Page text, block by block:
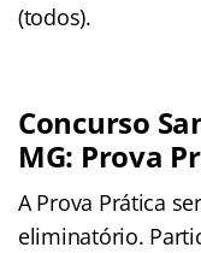
(todos).
Concurso
MG: Prova
A Prova Prática
eliminatório.